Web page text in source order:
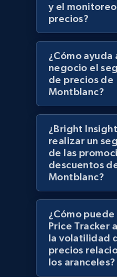
URL, Product id, Title,
Rating, Reviews count,
and more.
1.3K+ 176+
Zara - Products
Category id, Product id,
Currency, Colour code,
1.2K+ 208+
Zara - Products -
Category id, Product id,
Currency, Colour code,
y el
precios?
¿Cómo ayuda
negocio el
de precios de
Montblanc?
¿Bright
realizar un
de las
descuentos
Montblanc?
¿Cómo
Price Tracker
la volatilidad
precios
los aranceles?